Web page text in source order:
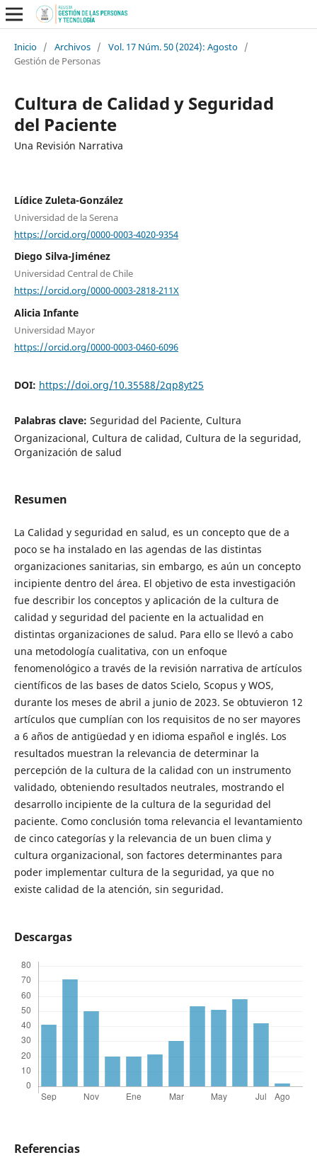
Inicio / Archivos / Vol. 17 Núm. 50 (2024): Agosto /
Gestión de Personas
Cultura de Calidad y Seguridad
del Paciente
Una Revisión Narrativa
Lídice Zuleta-González
Universidad de la Serena
https://orcid.org/0000-0003-4020-9354
Diego Silva-Jiménez
Universidad Central de Chile
https://orcid.org/0000-0003-2818-211X
Alicia Infante
Universidad Mayor
https://orcid.org/0000-0003-0460-6096
DOI: https://doi.org/10.35588/2qp8yt25
Palabras clave: Seguridad del Paciente, Cultura
Organizacional, Cultura de calidad, Cultura de la seguridad,
Organización de salud
Resumen
La Calidad y seguridad en salud, es un concepto que de a
poco se ha instalado en las agendas de las distintas
organizaciones sanitarias, sin embargo, es aún un concepto
incipiente dentro del área. El objetivo de esta investigación
fue describir los conceptos y aplicación de la cultura de
calidad y seguridad del paciente en la actualidad en
distintas organizaciones de salud. Para ello se llevó a cabo
una metodología cualitativa, con un enfoque
fenomenológico a través de la revisión narrativa de artículos
científicos de las bases de datos Scielo, Scopus y WOS,
durante los meses de abril a junio de 2023. Se obtuvieron 12
artículos que cumplían con los requisitos de no ser mayores
a 6 años de antigüedad y en idioma español e inglés. Los
resultados muestran la relevancia de determinar la
percepción de la cultura de la calidad con un instrumento
validado, obteniendo resultados neutrales, mostrando el
desarrollo incipiente de la cultura de la seguridad del
paciente. Como conclusión toma relevancia el levantamiento
de cinco categorías y la relevancia de un buen clima y
cultura organizacional, son factores determinantes para
poder implementar cultura de la seguridad, ya que no
existe calidad de la atención, sin seguridad.
Descargas
Referencias